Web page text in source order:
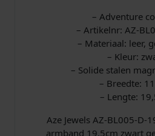
D
-
1
5
t
– Adventure
– Artikelnr: AZ-
– Materiaal: leer,
– Kleur:
– Solide stalen
– Breedte:
– Lengte:
Aze Jewels AZ-BL005-D-
armband 19,5cm zwart